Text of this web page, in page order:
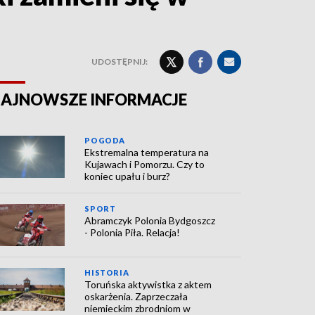
UDOSTĘPNIJ:
INFORMACJE
POGODA
Ekstremalna temperatura na
Kujawach i Pomorzu. Czy to
koniec upału i burz?
SPORT
Abramczyk Polonia Bydgoszcz
- Polonia Piła. Relacja!
HISTORIA
Toruńska aktywistka z aktem
oskarżenia. Zaprzeczała
niemieckim zbrodniom w